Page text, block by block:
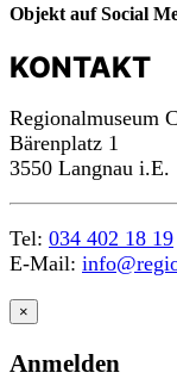
Objekt auf Social
KONTAKT
Regionalmuseum
Bärenplatz 1
3550 Langnau i.E.
Tel: 034 402 18 19
E-Mail:
×
Anmelden